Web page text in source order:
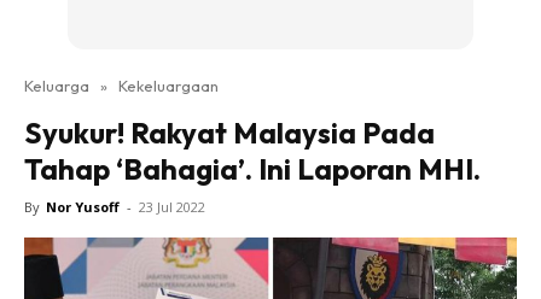
Keluarga » Kekeluargaan
Syukur! Rakyat Malaysia Pada
Tahap ‘Bahagia’. Ini Laporan MHI.
By Nor Yusoff - 23 Jul 2022